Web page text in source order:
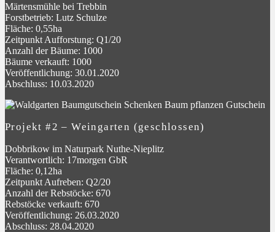
Märtensmühle bei Trebbin
Forstbetrieb: Lutz Schulze
Fläche: 0,55ha
Zeitpunkt Aufforstung: Q1/20
Anzahl der Bäume: 1000
Bäume verkauft: 1000
Veröffentlichung: 30.01.2020
Abschluss: 10.03.2020
Projekt #2 – Weingarten (geschlossen)
Dobbrikow im Naturpark Nuthe-Nieplitz
Verantwortlich: 17morgen GbR
Fläche: 0,12ha
Zeitpunkt Aufreben: Q2/20
Anzahl der Rebstöcke: 670
Rebstöcke verkauft: 670
Veröffentlichung: 26.03.2020
Abschluss: 28.04.2020